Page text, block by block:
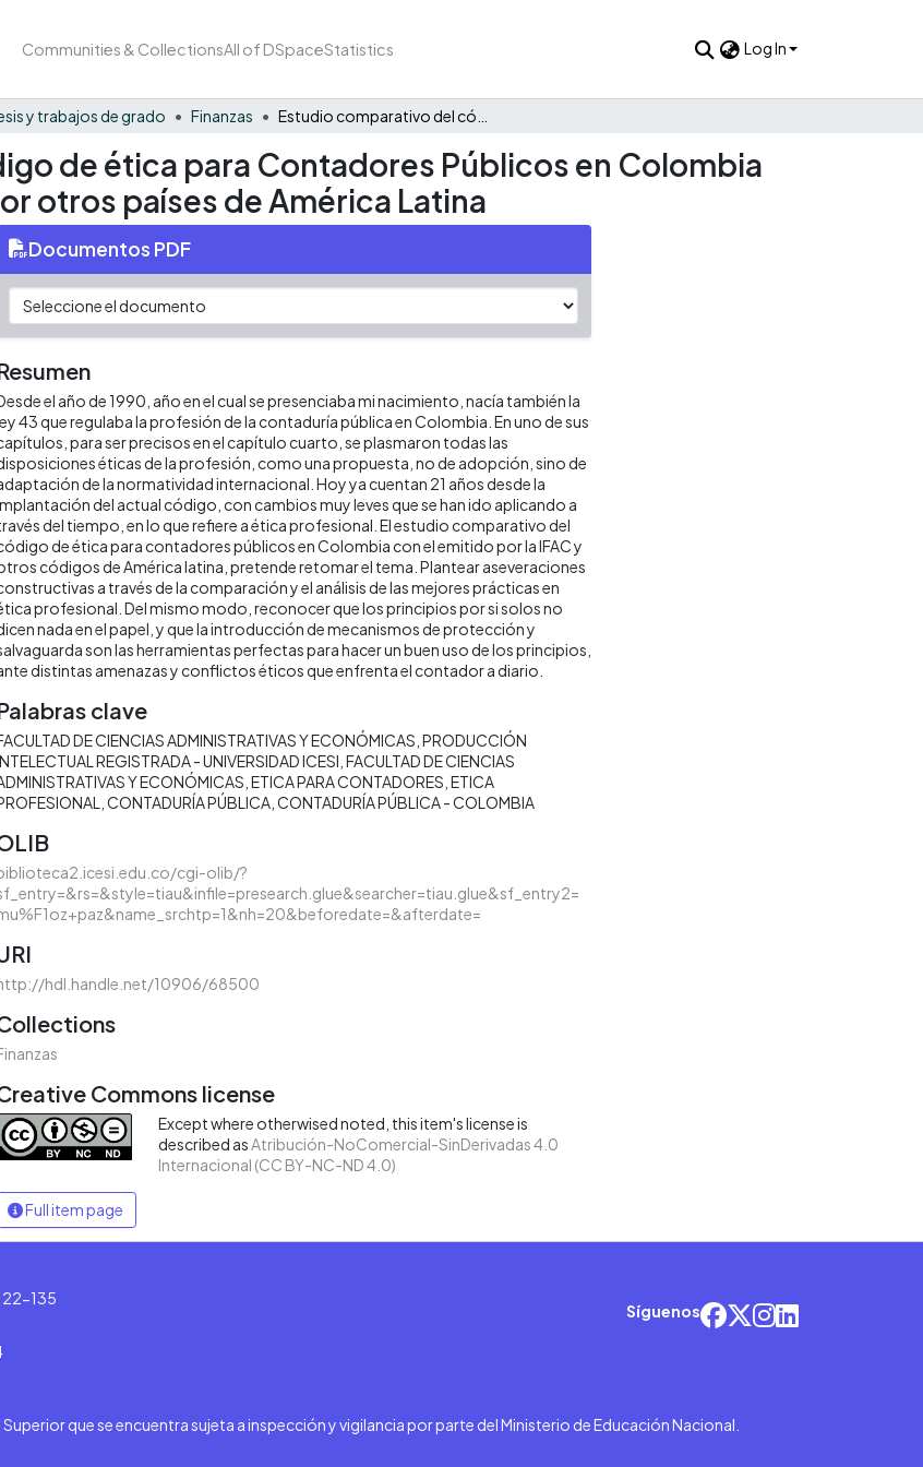
Communities & CollectionsAll of DSpaceStatistics Log In
y trabajos de grado Finanzas
de ética para Contadores Públicos en Colombia
otros países de América Latina
Documentos PDF
el año de 1990, año en el cual se presenciaba mi nacimiento, nacía también la
43 que regulaba la profesión de la contaduría pública en Colombia. En uno de sus
para ser precisos en el capítulo cuarto, se plasmaron todas las
éticas de la profesión, como una propuesta, no de adopción, sino de
de la normatividad internacional. Hoy ya cuentan 21 años desde la
del actual código, con cambios muy leves que se han ido aplicando a
del tiempo, en lo que refiere a ética profesional. El estudio comparativo del
de ética para contadores públicos en Colombia con el emitido por la IFAC y
códigos de América latina, pretende retomar el tema. Plantear aseveraciones
a través de la comparación y el análisis de las mejores prácticas en
profesional. Del mismo modo, reconocer que los principios por si solos no
nada en el papel, y que la introducción de mecanismos de protección y
son las herramientas perfectas para hacer un buen uso de los principios,
distintas amenazas y conflictos éticos que enfrenta el contador a diario.
clave
DE CIENCIAS ADMINISTRATIVAS Y ECONÓMICAS PRODUCCIÓN
REGISTRADA - UNIVERSIDAD ICESI FACULTAD DE CIENCIAS
Y ECONÓMICAS ETICA PARA CONTADORES ETICA
CONTADURÍA PÚBLICA CONTADURÍA PÚBLICA - COLOMBIA
cgi-olib/?
hdl.handle.net/10906/68500
Commons license
Except where otherwised noted, this item's license is
described as Atribución-NoComercial-SinDerivadas 4.0
Internacional (CC BY-NC-ND 4.0)
Full item page
135
Síguenos
que se encuentra sujeta a inspección y vigilancia por parte del Ministerio de Educación Nacional.